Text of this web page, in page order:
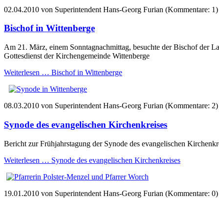
02.04.2010 von Superintendent Hans-Georg Furian (Kommentare: 1)
Bischof in Wittenberge
Am 21. März, einem Sonntagnachmittag, besuchte der Bischof der
Gottesdienst der Kirchengemeinde Wittenberge
Weiterlesen … Bischof in Wittenberge
08.03.2010 von Superintendent Hans-Georg Furian (Kommentare: 2)
Synode des evangelischen Kirchenkreises
Bericht zur Frühjahrstagung der Synode des evangelischen
Weiterlesen … Synode des evangelischen Kirchenkreises
19.01.2010 von Superintendent Hans-Georg Furian (Kommentare: 0)